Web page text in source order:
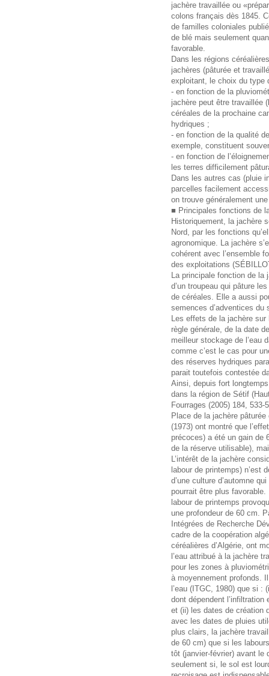
jachère travaillée ou
colons français dès 1845.
de familles coloniales
de blé mais seulement
favorable.
Dans les régions
jachères (pâturée et
exploitant, le choix du type
- en fonction de la
jachère peut être travaillée
céréales de la prochaine
hydriques ;
- en fonction de la qualité
exemple, constituent
- en fonction de
les terres difficilement
Dans les autres cas (pluie
parcelles facilement
on trouve généralement
■ Principales fonctions de
Historiquement, la jachère
Nord, par les fonctions
agronomique. La jachère
cohérent avec l’ensemble
des exploitations
La principale fonction de la
d’un troupeau qui pâture
de céréales. Elle a aussi
semences d’adventices du
Les effets de la jachère
règle générale, de la date
meilleur stockage de l’eau
comme c’est le cas pour
des réserves hydriques
parait toutefois contestée
Ainsi, depuis fort
dans la région de Sétif
Fourrages (2005) 184, 533-
Place de la jachère
(1973) ont montré que
précoces) a été un gain de
de la réserve utilisable),
L’intérêt de la jachère
labour de printemps) n’est
d’une culture d’automne
pourrait être plus
labour de printemps
une profondeur de 60 cm.
Intégrées de Recherche
cadre de la coopération
céréalières d’Algérie, ont
l’eau attribué à la jachère
pour les zones à
à moyennement profonds.
l’eau (ITGC, 1980) que si
dont dépendent l’infiltration
et (ii) les dates de création
avec les dates de pluies
plus clairs, la jachère
de 60 cm) que si les
tôt (janvier-février) avant le
seulement si, le sol est